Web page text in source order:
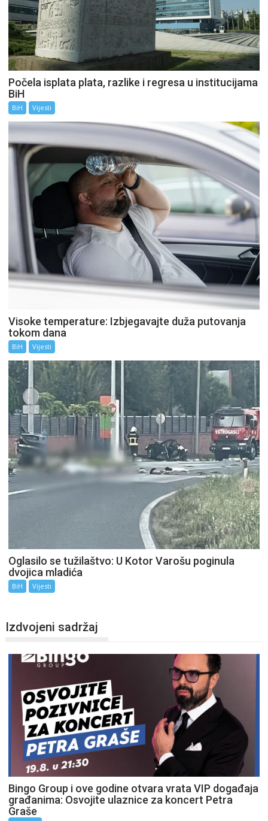
Počela isplata plata, razlike i regresa u institucijama
BiH
BiH Vijesti
Visoke temperature: Izbjegavajte duža putovanja
tokom dana
BiH Vijesti
Oglasilo se tužilaštvo: U Kotor Varošu poginula
dvojica mladića
BiH Vijesti
Izdvojeni sadržaj
Bingo Group i ove godine otvara vrata VIP događaja
građanima: Osvojite ulaznice za koncert Petra
Graše